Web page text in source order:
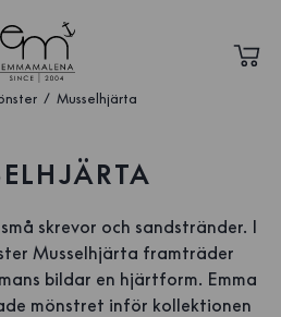
Musselhjärta
skrevor och sandstränder. I
Musselhjärta framträder
bildar en hjärtform. Emma
mönstret inför kollektionen